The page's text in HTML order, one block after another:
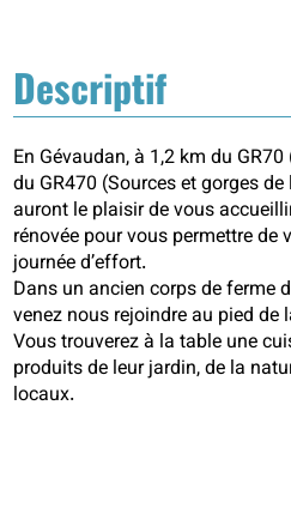
Descriptif
En Gévaudan, à 1,2 km du
du GR470 (Sources et gorges de
auront le plaisir de vous
rénovée pour vous permettre de
journée d’effort.
Dans un ancien corps de ferme
venez nous rejoindre au pied de
Vous trouverez à la table une
produits de leur jardin, de la
locaux.